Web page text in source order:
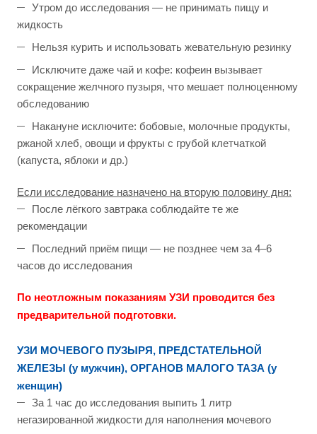
Утром до исследования — не принимать пищу и
жидкость
Нельзя курить и использовать жевательную резинку
Исключите даже чай и кофе: кофеин вызывает
сокращение желчного пузыря, что мешает полноценному
обследованию
Накануне исключите: бобовые, молочные продукты,
ржаной хлеб, овощи и фрукты с грубой клетчаткой
(капуста, яблоки и др.)
Если исследование назначено на вторую половину дня:
После лёгкого завтрака соблюдайте те же
рекомендации
Последний приём пищи — не позднее чем за 4–6
часов до исследования
По неотложным показаниям УЗИ проводится без
предварительной подготовки.
УЗИ МОЧЕВОГО ПУЗЫРЯ, ПРЕДСТАТЕЛЬНОЙ
ЖЕЛЕЗЫ (у мужчин), ОРГАНОВ МАЛОГО ТАЗА (у
женщин)
За 1 час до исследования выпить 1 литр
негазированной жидкости для наполнения мочевого